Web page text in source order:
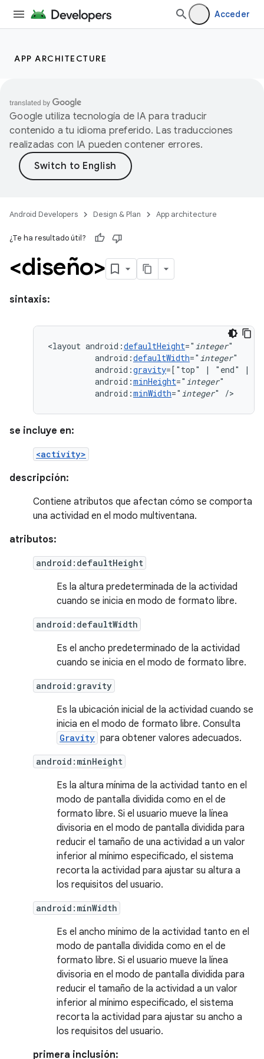
Acceder
APP ARCHITECTURE
Google utiliza tecnología de IA para traducir
contenido a tu idioma preferido. Las traducciones
realizadas con IA pueden contener errores.
Android Developers Design & Plan App architecture
¿Te ha resultado útil?
<diseño>
sintaxis:
<layout android:defaultHeight=" integer
android:defaultWidth=" integer
android:gravity=["top" | "end"
|
android:minHeight=" integer
android:minWidth=" integer" />
se incluye en:
<activity>
descripción:
Contiene atributos que afectan cómo se comporta
una actividad en el modo multiventana.
atributos:
android:defaultHeight
Es la altura predeterminada de la actividad
cuando se inicia en modo de formato libre.
android:defaultWidth
Es el ancho predeterminado de la actividad
cuando se inicia en el modo de formato libre.
android:gravity
Es la ubicación inicial de la actividad cuando se
inicia en el modo de formato libre. Consulta
Gravity para obtener valores adecuados.
android:minHeight
Es la altura mínima de la actividad tanto en el
modo de pantalla dividida como en el de
formato libre. Si el usuario mueve la línea
divisoria en el modo de pantalla dividida para
reducir el tamaño de una actividad a un valor
inferior al mínimo especificado, el sistema
recorta la actividad para ajustar su altura a
los requisitos del usuario.
android:minWidth
Es el ancho mínimo de la actividad tanto en el
modo de pantalla dividida como en el de
formato libre. Si el usuario mueve la línea
divisoria en el modo de pantalla dividida para
reducir el tamaño de la actividad a un valor
inferior al mínimo especificado, el sistema
recorta la actividad para ajustar su ancho a
los requisitos del usuario.
primera inclusión: